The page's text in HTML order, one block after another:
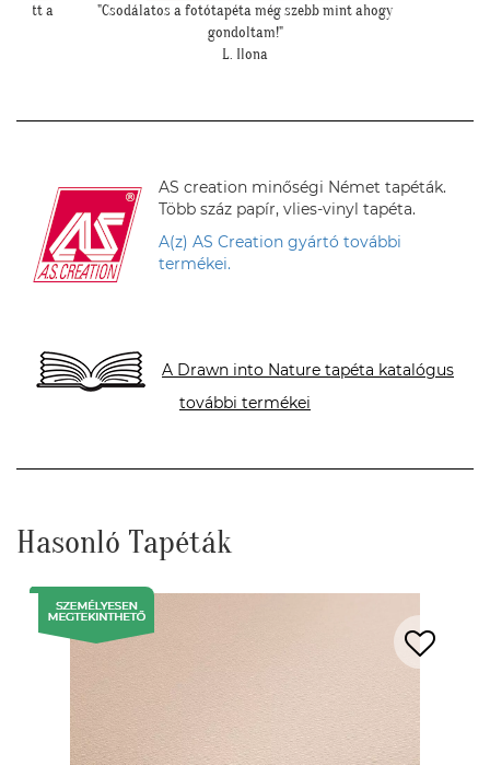
ahogy
""Elkészült a kép, gondoltam, hátha :)""
H. Sára
AS creation minőségi Német tapéták.
Több száz papír, vlies-vinyl tapéta.
A(z) AS Creation gyártó további
termékei.
A Drawn into Nature tapéta katalógus
további termékei
Hasonló Tapéták